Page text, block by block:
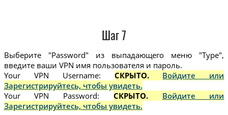
Шаг 7
Выберите "Password" из выпадающего меню "Type",
введите ваши VPN имя пользователя и пароль.
Your VPN Username: СКРЫТО. Войдите или
Зарегистрируйтесь, чтобы увидеть.
Your VPN Password: СКРЫТО. Войдите или
Зарегистрируйтесь, чтобы увидеть.